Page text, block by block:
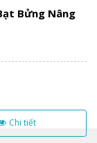
tiên tiến nhất
Bửng Nâng
Chi tiết